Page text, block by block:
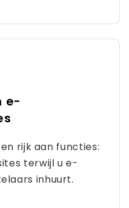
e-
rijk aan functies:
terwijl u e-
inhuurt.